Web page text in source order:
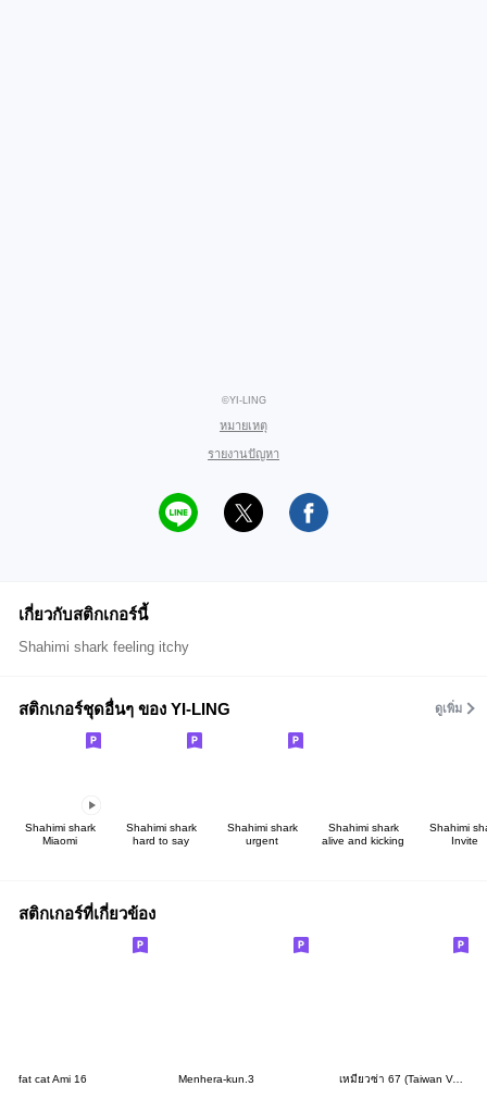
©YI-LING
หมายเหตุ
รายงานปัญหา
เกี่ยวกับสติกเกอร์นี้
Shahimi shark feeling itchy
สติกเกอร์ชุดอื่นๆ ของ YI-LING ดูเพิ่ม
Shahimi shark
Miaomi
Shahimi shark
hard to say
Shahimi shark
urgent
Shahimi shark
alive and kicking
Shahimi
Invite
สติกเกอร์ที่เกี่ยวข้อง
fat cat Ami 16 Menhera-kun.3 เหมียวซ่า 67 (Taiwan Version)